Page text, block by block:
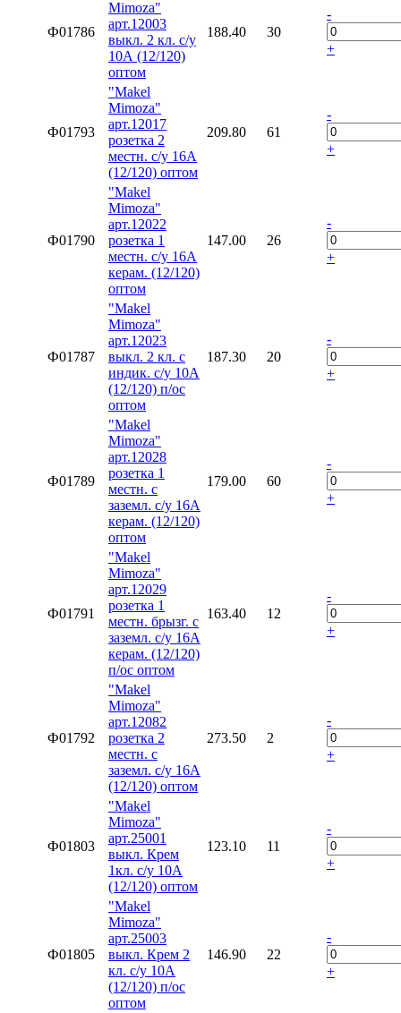
Ф01786
Mimoza"
арт.12003
выкл. 2 кл. с/у
10А (12/120)
оптом
188.40 30
-
+
Ф01793
"Makel
Mimoza"
арт.12017
розетка 2
местн. с/у 16А
(12/120) оптом
209.80 61
-
+
Ф01790
"Makel
Mimoza"
арт.12022
розетка 1
местн. с/у 16А
керам. (12/120)
оптом
147.00 26
-
+
Ф01787
"Makel
Mimoza"
арт.12023
выкл. 2 кл. с
индик. с/у 10А
(12/120) п/ос
оптом
187.30 20
-
+
Ф01789
"Makel
Mimoza"
арт.12028
розетка 1
местн. с
заземл. с/у 16А
керам. (12/120)
оптом
179.00 60
-
+
Ф01791
"Makel
Mimoza"
арт.12029
розетка 1
местн. брызг. с
заземл. с/у 16А
керам. (12/120)
п/ос оптом
163.40 12
-
+
Ф01792
"Makel
Mimoza"
арт.12082
розетка 2
местн. с
заземл. с/у 16А
(12/120) оптом
273.50 2
-
+
Ф01803
"Makel
Mimoza"
арт.25001
выкл. Крем
1кл. с/у 10А
(12/120) оптом
123.10 11
-
+
Ф01805
"Makel
Mimoza"
арт.25003
выкл. Крем 2
кл. с/у 10А
(12/120) п/ос
оптом
146.90 22
-
+